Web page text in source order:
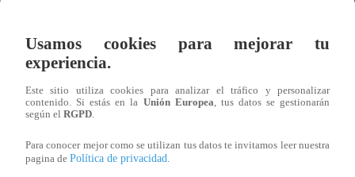
Alejandra Sanchez A.
Usamos cookies para mejorar tu
experiencia.
Este sitio utiliza cookies para analizar el tráfico y personalizar
contenido. Si estás en la Unión Europea, tus datos se gestionarán
según el RGPD.
Para conocer mejor como se utilizan tus datos te invitamos leer nuestra
pagina de Política de privacidad.